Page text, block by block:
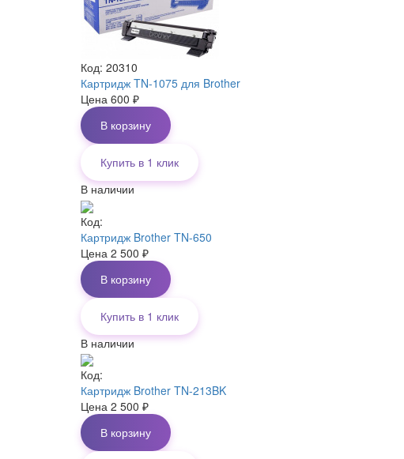
Код: 20310
Картридж TN-1075 для Brother
Цена 600 ₽
В корзину
Купить в 1 клик
В наличии
Код:
Картридж Brother TN-650
Цена 2 500 ₽
В корзину
Купить в 1 клик
В наличии
Код:
Картридж Brother TN-213BK
Цена 2 500 ₽
В корзину